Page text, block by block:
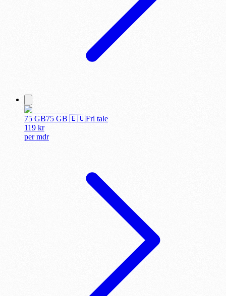
75 GB75 GB 🇪🇺Fri tale
119 kr
permdr